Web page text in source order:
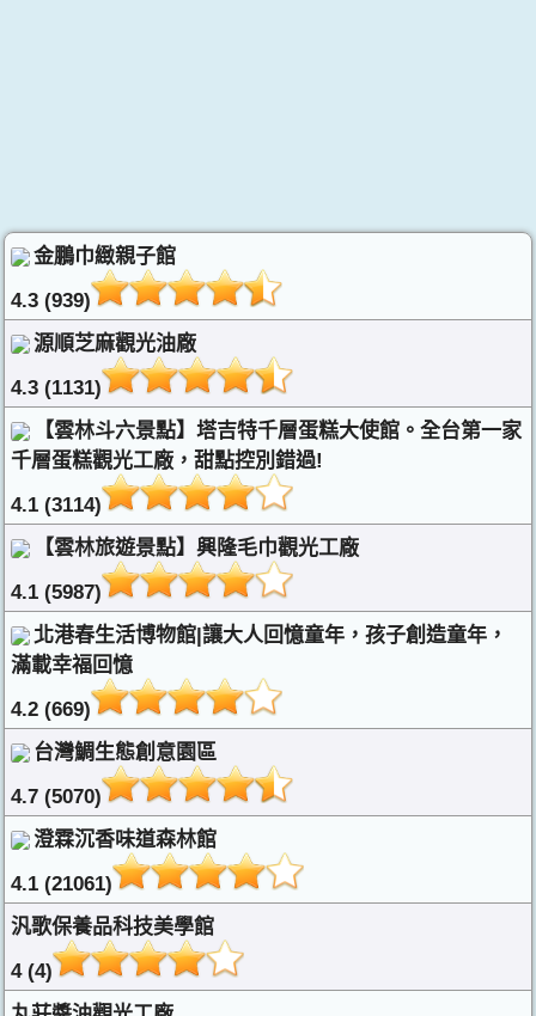
金鵬巾緻親子館
4.3 (939)
源順芝麻觀光油廠
4.3 (1131)
【雲林斗六景點】塔吉特千層蛋糕大使館。全台第一家
千層蛋糕觀光工廠，甜點控別錯過!
4.1 (3114)
【雲林旅遊景點】興隆毛巾觀光工廠
4.1 (5987)
北港春生活博物館|讓大人回憶童年，孩子創造童年，
滿載幸福回憶
4.2 (669)
台灣鯛生態創意園區
4.7 (5070)
澄霖沉香味道森林館
4.1 (21061)
汎歌保養品科技美學館
4 (4)